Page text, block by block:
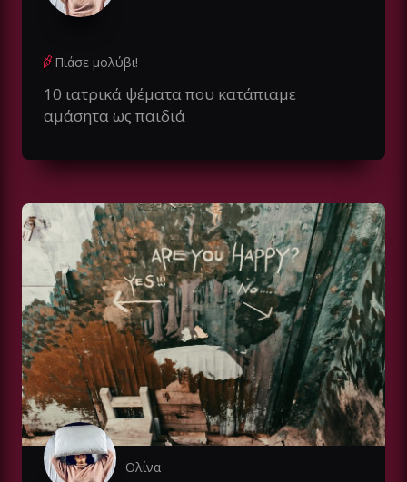
Πιάσε μολύβι!
10 ιατρικά ψέματα που κατάπιαμε
αμάσητα ως παιδιά
Ολίνα